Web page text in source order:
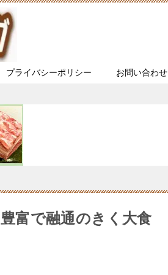
プライバシーポリシー お問い合わせ
富で融通のきく大食